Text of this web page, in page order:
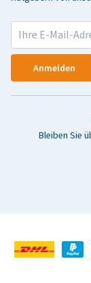
Anmelden
Bleiben Sie